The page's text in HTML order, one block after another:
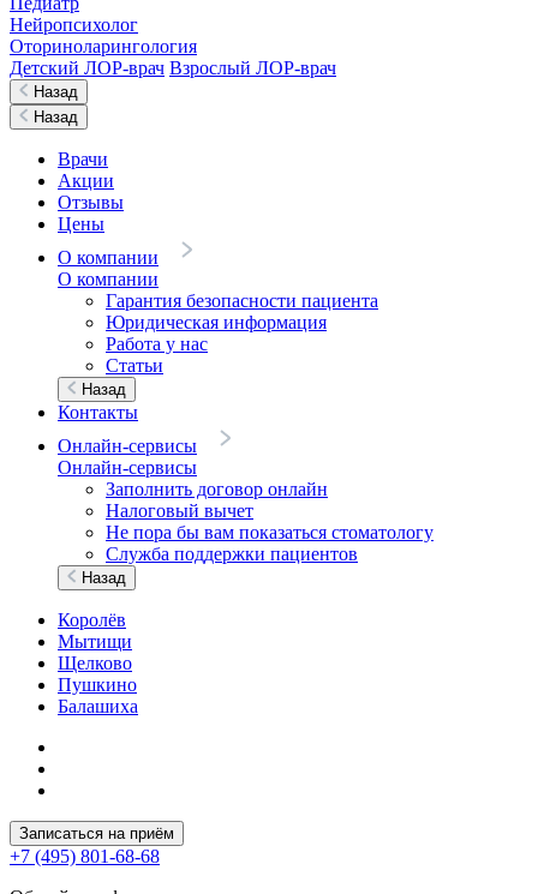
Нейропсихолог
Оториноларингология
Детский ЛОР-врач Взрослый ЛОР-врач
Назад
Назад
Врачи
Акции
Отзывы
Цены
О компании
О компании
Гарантия безопасности пациента
Юридическая информация
Работа у нас
Статьи
Назад
Контакты
Онлайн-сервисы
Онлайн-сервисы
Заполнить договор онлайн
Налоговый вычет
Не пора бы вам показаться стоматологу
Служба поддержки пациентов
Назад
Королёв
Мытищи
Щелково
Пушкино
Балашиха
Записаться на приём
+7 (495) 801-68-68